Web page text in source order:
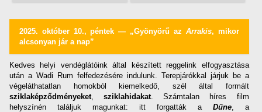
2025. október 10., péntek — „Gyönyörű az Arrakis, mikor
alcsonyan jár a nap”
Kedves helyi vendéglátóink által készített reggelink elfogyasztása
után a Wadi Rum felfedezésére indulunk. Terepjárókkal járjuk be a
végeláthatatlan homokból kiemelkedő, szél által formált
sziklaképződményeket ,sziklahidakat . Számtalan híres film
helyszínén találjuk magunkat: itt forgatták a Dűne, a